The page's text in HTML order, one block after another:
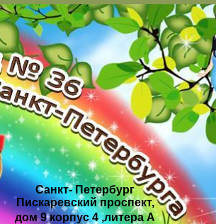
Санкт- Петербург
Пискаревский проспект,
дом 9 корпус 4 ,литера А